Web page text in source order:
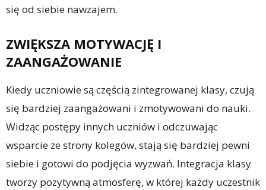
się od siebie nawzajem.
ZWIĘKSZA MOTYWACJĘ I
ZAANGAŻOWANIE
Kiedy uczniowie są częścią zintegrowanej klasy, czują
się bardziej zaangażowani i zmotywowani do nauki.
Widząc postępy innych uczniów i odczuwając
wsparcie ze strony kolegów, stają się bardziej pewni
siebie i gotowi do podjęcia wyzwań. Integracja klasy
tworzy pozytywną atmosferę, w której każdy uczestnik